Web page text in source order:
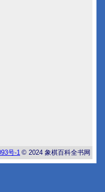
号-1 © 2024 象棋百科全书网